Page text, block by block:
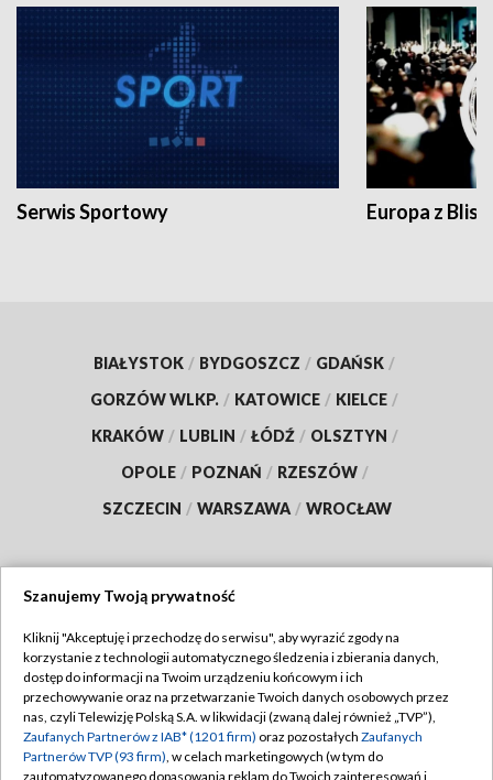
Serwis Sportowy Europa z
BIAŁYSTOK / BYDGOSZCZ / GDAŃSK /
GORZÓW WLKP. / KATOWICE / KIELCE /
KRAKÓW / LUBLIN / ŁÓDŹ / OLSZTYN /
OPOLE / POZNAŃ / RZESZÓW /
SZCZECIN / WARSZAWA / WROCŁAW
TVP
Abonament TVP
Emisja w TVP
Centrum informacji TVP
Regulamin TVP
Polityka prywatności
Moje zgody
Szanujemy Twoją prywatność
Kliknij "Akceptuję i przechodzę do serwisu", aby wyrazić zgody na
korzystanie z technologii automatycznego śledzenia i zbierania danych,
dostęp do informacji na Twoim urządzeniu końcowym i ich
przechowywanie oraz na przetwarzanie Twoich danych osobowych przez
nas, czyli Telewizję Polską S.A. w likwidacji (zwaną dalej również „TVP”),
Zaufanych Partnerów z IAB* (1201 firm) oraz pozostałych Zaufanych
Partnerów TVP (93 firm), w celach marketingowych (w tym do
zautomatyzowanego dopasowania reklam do Twoich zainteresowań i